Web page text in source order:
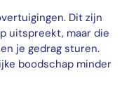
Dit zijn
uitspreekt, maar die
je gedrag sturen.
boodschap minder